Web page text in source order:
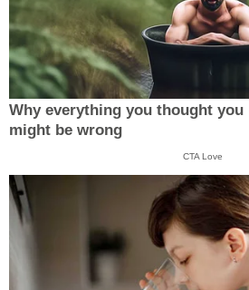
Why everything you thought you
might be wrong
CTA Love